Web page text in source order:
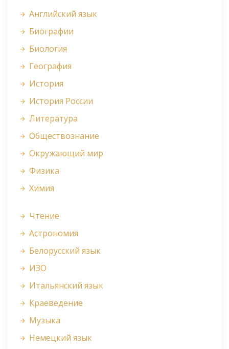
Английский язык
Биографии
Биология
География
История
История России
Литература
Обществознание
Окружающий мир
Физика
Химия
Чтение
Астрономия
Белорусский язык
ИЗО
Итальянский язык
Краеведение
Музыка
Немецкий язык